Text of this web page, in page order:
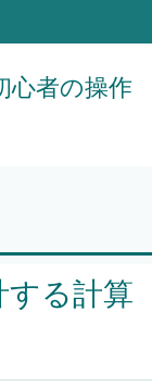
心者の操作
する計算